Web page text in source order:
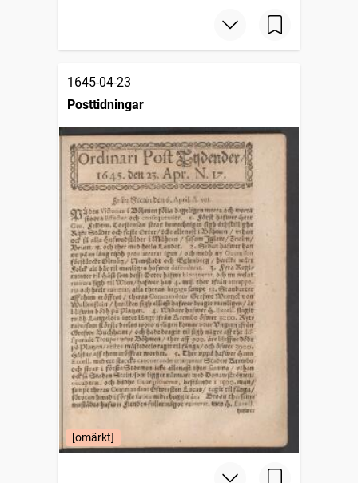
1645-04-23
Posttidningar
[omärkt]